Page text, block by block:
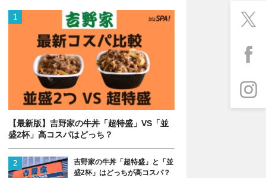
【最新版】吉野家の牛丼「超特盛」VS「並
盛2杯」高コスパはどっち？
吉野家の牛丼「超特盛」と「並
盛2杯」はどっちが高コスパ？